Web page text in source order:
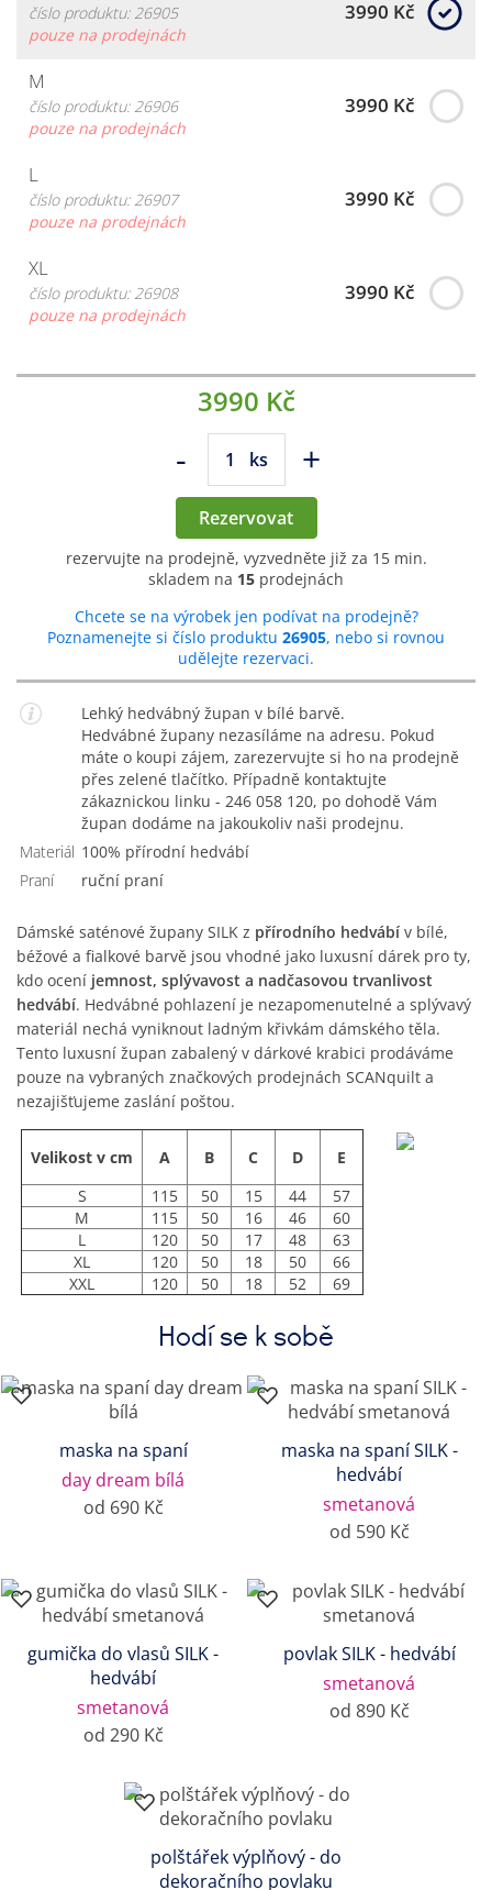
číslo produktu: 26905
pouze na prodejnách
3990 Kč
M
číslo produktu: 26906
pouze na prodejnách
3990 Kč
L
číslo produktu: 26907
pouze na prodejnách
3990 Kč
XL
číslo produktu: 26908
pouze na prodejnách
3990 Kč
3990 Kč
- ks +
Rezervovat
rezervujte na prodejně, vyzvedněte již za 15 min.
skladem na 15 prodejnách
Chcete se na výrobek jen podívat na prodejně?
Poznamenejte si číslo produktu 26905, nebo si rovnou
udělejte rezervaci.
Lehký hedvábný župan v bílé barvě.
Hedvábné župany nezasíláme na adresu. Pokud
máte o koupi zájem, zarezervujte si ho na prodejně
přes zelené tlačítko. Případně kontaktujte
zákaznickou linku - 246 058 120, po dohodě Vám
župan dodáme na jakoukoliv naši prodejnu.
Materiál
100% přírodní hedvábí
Praní
ruční praní
Dámské saténové župany SILK z přírodního hedvábí v bílé,
béžové a fialkové barvě jsou vhodné jako luxusní dárek pro ty,
kdo ocení jemnost, splývavost a nadčasovou trvanlivost
hedvábí. Hedvábné pohlazení je nezapomenutelné a splývavý
materiál nechá vyniknout ladným křivkám dámského těla.
Tento luxusní župan zabalený v dárkové krabici prodáváme
pouze na vybraných značkových prodejnách SCANquilt a
nezajišťujeme zaslání poštou.
Velikost v cm A B C D
E
S
115 50 15 44
57
M
115 50 16 46
60
L
120 50 17 48
63
XL
120 50 18 50
66
XXL
120 50 18 52 69
Hodí se k sobě
maska na spaní
day dream bílá
od 690 Kč
maska na spaní SILK -
hedvábí
smetanová
od 590 Kč
gumička do vlasů SILK -
hedvábí
smetanová
od 290 Kč
povlak SILK - hedvábí
smetanová
od 890 Kč
polštářek výplňový - do
dekoračního povlaku